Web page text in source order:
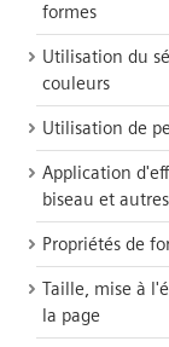
formes
Utilisation du
couleurs
Utilisation de
Application
biseau et autres
Propriétés de
Taille, mise à
la page